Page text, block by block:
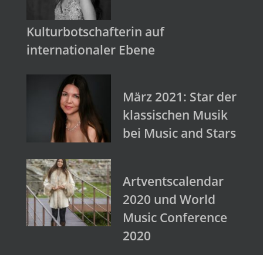
Kulturbotschafterin auf
internationaler Ebene
März 2021: Star der
klassischen Musik
bei Music and Stars
Artventscalendar
2020 und World
Music Conference
2020